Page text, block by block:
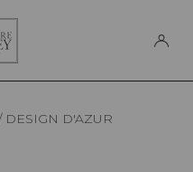
DESIGN D'AZUR